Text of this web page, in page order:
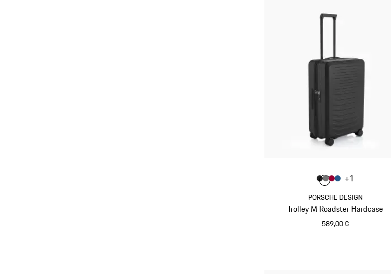
PORSCHE DESIGN
Trolley M Roadster Hardcase
589,00 €
Colore
ColoreNero Opaco
Colore
Colore
Colore
+1